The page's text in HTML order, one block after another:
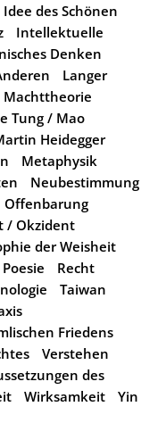
Idee des Schönen
Intellektuelle
Denken
Langer
Machttheorie
Tung / Mao
Heidegger
Metaphysik
Neubestimmung
Offenbarung
/ Okzident
der Weisheit
Poesie
Recht
Taiwan
Friedens
Verstehen
des
Wirksamkeit
Yin